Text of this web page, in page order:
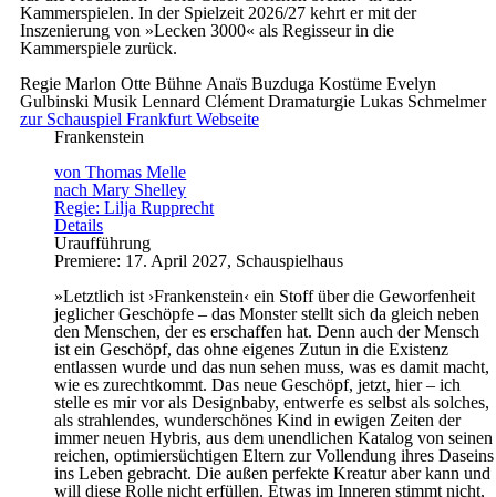
Kammerspielen. In der Spielzeit 2026/27 kehrt er mit der
Inszenierung von »Lecken 3000« als Regisseur in die
Kammerspiele zurück.
RegieMarlon Otte Bühne Anaïs Buzduga KostümeEvelyn
Gulbinski MusikLennard Clément DramaturgieLukas Schmelmer
zur Schauspiel Frankfurt Webseite
Frankenstein
von Thomas Melle
nach Mary Shelley
Regie: Lilja Rupprecht
Details
Uraufführung
Premiere: 17. April 2027, Schauspielhaus
»Letztlich ist ›Frankenstein‹ ein Stoff über die Geworfenheit
jeglicher Geschöpfe – das Monster stellt sich da gleich neben
den Menschen, der es erschaffen hat. Denn auch der Mensch
ist ein Geschöpf, das ohne eigenes Zutun in die Existenz
entlassen wurde und das nun sehen muss, was es damit macht,
wie es zurechtkommt. Das neue Geschöpf, jetzt, hier – ich
stelle es mir vor als Designbaby, entwerfe es selbst als solches,
als strahlendes, wunderschönes Kind in ewigen Zeiten der
immer neuen Hybris, aus dem unendlichen Katalog von seinen
reichen, optimiersüchtigen Eltern zur Vollendung ihres Daseins
ins Leben gebracht. Die außen perfekte Kreatur aber kann und
will diese Rolle nicht erfüllen. Etwas im Inneren stimmt nicht,